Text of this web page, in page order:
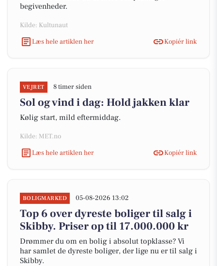
begivenheder.
Kilde: Kultunaut
Læs hele artiklen her
Kopiér link
VEJRET 8 timer siden
Sol og vind i dag: Hold jakken klar
Kølig start, mild eftermiddag.
Kilde: MET.no
Læs hele artiklen her
Kopiér link
BOLIGMARKED 05-08-2026 13:02
Top 6 over dyreste boliger til salg i
Skibby. Priser op til 17.000.000 kr
Drømmer du om en bolig i absolut topklasse? Vi
har samlet de dyreste boliger, der lige nu er til salg i
Skibby.